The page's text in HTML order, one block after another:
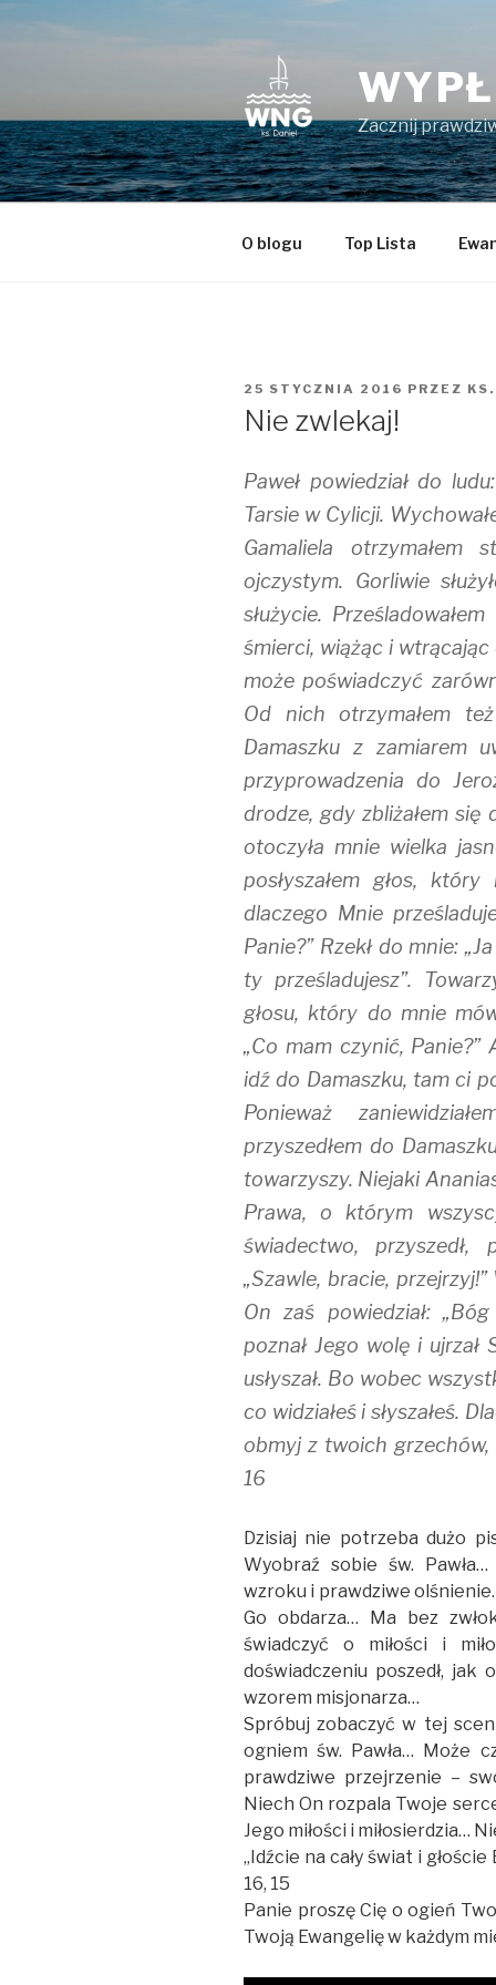
Zacznij
O blogu Top Lista
OPUBLIKOWANE
25 STYCZNIA 2016 PRZEZ
Nie zwlekaj!
Paweł powiedział do
Tarsie w Cylicji.
Gamaliela otrzymałem
ojczystym. Gorliwie
służycie.
śmierci, wiążąc i
może poświadczyć
Od nich otrzymałem
Damaszku z zamiarem
przyprowadzenia do
drodze, gdy zbliżałem się
otoczyła mnie wielka
posłyszałem głos,
dlaczego Mnie
Panie?” Rzekł do mnie:
ty prześladujesz”.
głosu, który do mnie
„Co mam czynić, Panie?”
idź do Damaszku, tam ci
Ponieważ
przyszedłem do
towarzyszy. Niejaki
Prawa, o którym
świadectwo, przyszedł,
„Szawle, bracie,
On zaś powiedział:
poznał Jego wolę i ujrzał
usłyszał. Bo wobec
co widziałeś i słyszałeś.
obmyj z twoich grzechów,
16
Dzisiaj nie potrzeba dużo
Wyobraź sobie św.
wzroku i prawdziwe
Go obdarza… Ma bez
świadczyć o miłości i
doświadczeniu poszedł, jak
wzorem misjonarza…
Spróbuj zobaczyć w tej
ogniem św. Pawła… Może
prawdziwe przejrzenie –
Niech On rozpala Twoje
Jego miłości i miłosierdzia…
„Idźcie na cały świat i
16, 15
Panie proszę Cię o ogień
Twoją Ewangelię w każdym